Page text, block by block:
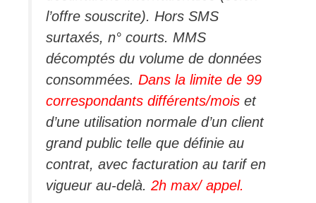
l’offre souscrite). Hors SMS
surtaxés, n° courts. MMS
décomptés du volume de données
consommées. Dans la limite de 99
correspondants différents/mois et
d’une utilisation normale d’un client
grand public telle que définie au
contrat, avec facturation au tarif en
vigueur au-delà. 2h max/ appel.